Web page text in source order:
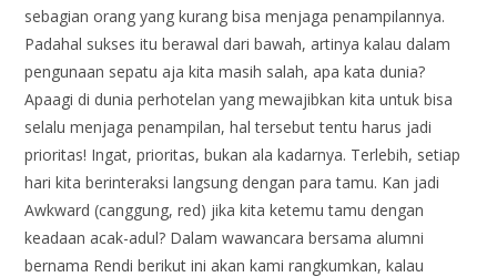
sebagian orang yang kurang bisa menjaga penampilannya.
Padahal sukses itu berawal dari bawah, artinya kalau dalam
pengunaan sepatu aja kita masih salah, apa kata dunia?
Apaagi di dunia perhotelan yang mewajibkan kita untuk bisa
selalu menjaga penampilan, hal tersebut tentu harus jadi
prioritas! Ingat, prioritas, bukan ala kadarnya. Terlebih, setiap
hari kita berinteraksi langsung dengan para tamu. Kan jadi
Awkward (canggung, red) jika kita ketemu tamu dengan
keadaan acak-adul? Dalam wawancara bersama alumni
bernama Rendi berikut ini akan kami rangkumkan, kalau